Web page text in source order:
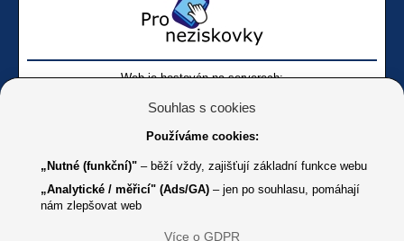
Web je hostován na serverech:
Souhlas s cookies
Používáme cookies:
„Nutné (funkční)" – běží vždy, zajišťují základní funkce webu
„Analytické / měřicí" (Ads/GA) – jen po souhlasu, pomáhají
nám zlepšovat web
Více o GDPR